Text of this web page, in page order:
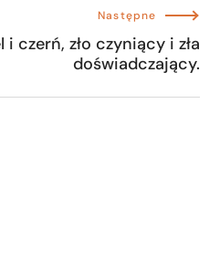
Następne
i czerń, zło czyniący i zła
doświadczający.